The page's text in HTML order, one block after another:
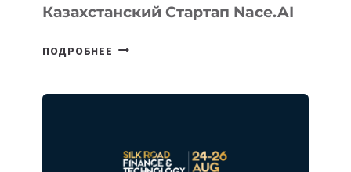
Казахстанский Стартап Nace.AI
ПОДРОБНЕЕ CEO
NACE.AI